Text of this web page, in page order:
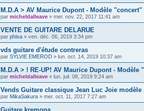
M.D.A > AV Maurice Dupont - Modèle "concert"
par micheldalleave » mer. nov. 22, 2017 11:41 am
VENTE DE GUITARE DELARUE
par phisa » ven. déc. 06, 2019 3:34 pm
vds guitare d'étude contreras
par SYLVIE EMEROD » lun. oct. 14, 2019 10:37 am
M.D.A > ! RE-UP! AV Maurice Dupont - Modèle
par micheldalleave » lun. juil. 08, 2019 9:24 am
Vends Guitare classique Jean Luc Joie modèle
par MikaSakura » mer. oct. 11, 2017 7:27 am